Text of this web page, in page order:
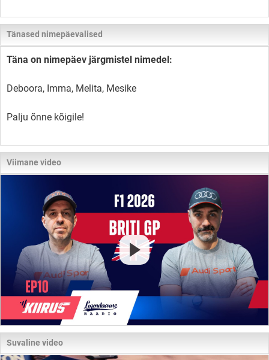
Tänased nimepäevalised
Täna on nimepäev järgmistel nimedel:
Deboora, Imma, Melita, Mesike
Palju õnne kõigile!
Viimane video
Suvaline video